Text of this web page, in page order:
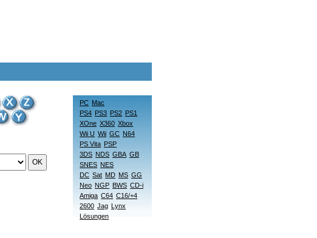
OK
PC Mac
PS4 PS3 PS2 PS1
XOne X360 Xbox
Wii U Wii GC N64
PS Vita PSP
3DS NDS GBA GB
SNES NES
DC Sat MD MS GG
Neo NGP BWS CD-i
Amiga C64 C16/+4
2600 Jag Lynx
Lösungen